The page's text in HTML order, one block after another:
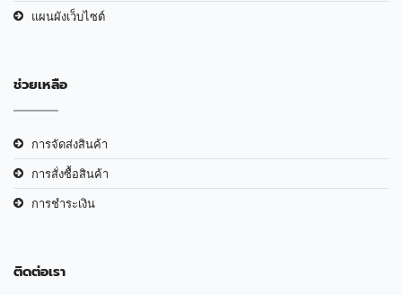
แผนผังเว็บไซต์
ช่วยเหลือ
การจัดส่งสินค้า
การสั่งซื้อสินค้า
การชำระเงิน
ติดต่อเรา